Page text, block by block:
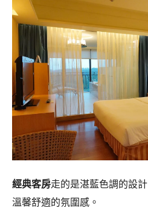
經典客房走的是湛藍色調的設
溫馨舒適的氛圍感。